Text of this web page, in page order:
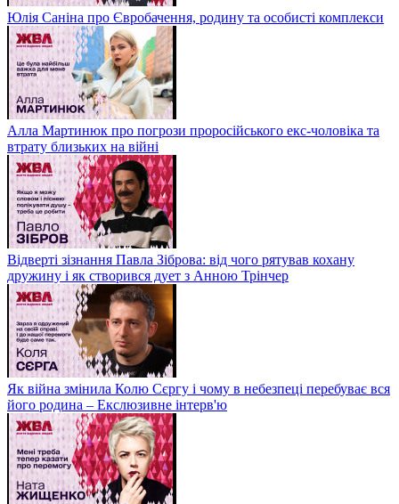
Юлія Саніна про Євробачення, родину та особисті комплекси
Алла Мартинюк про погрози проросійського екс-чоловіка та
втрату близьких на війні
Відверті зізнання Павла Зіброва: від чого рятував кохану
дружину і як створився дует з Анною Трінчер
Як війна змінила Колю Сєргу і чому в небезпеці перебуває вся
його родина – Екслюзивне інтерв'ю